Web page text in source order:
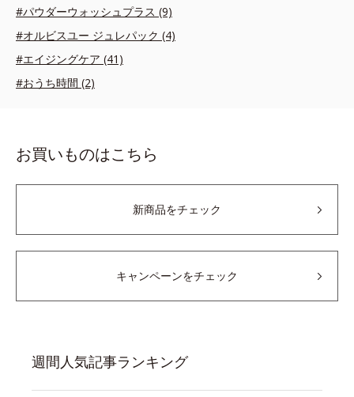
#パウダーウォッシュプラス (9)
#オルビスユー ジュレパック (4)
#エイジングケア (41)
#おうち時間 (2)
お買いものはこちら
新商品をチェック
キャンペーンをチェック
週間人気記事ランキング